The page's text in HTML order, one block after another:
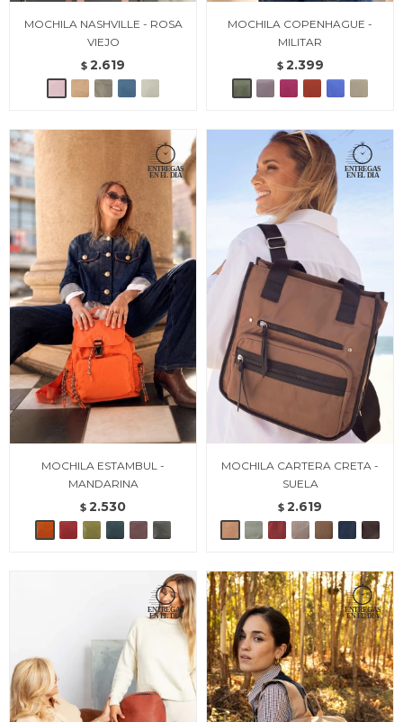
MOCHILA NASHVILLE - ROSA
VIEJO
$ 2.619
MOCHILA COPENHAGUE -
MILITAR
$ 2.399
MOCHILA ESTAMBUL -
MANDARINA
$ 2.530
MOCHILA CARTERA CRETA -
SUELA
$ 2.619